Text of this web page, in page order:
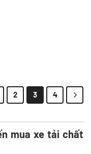
2 3 4
mua xe tải chất